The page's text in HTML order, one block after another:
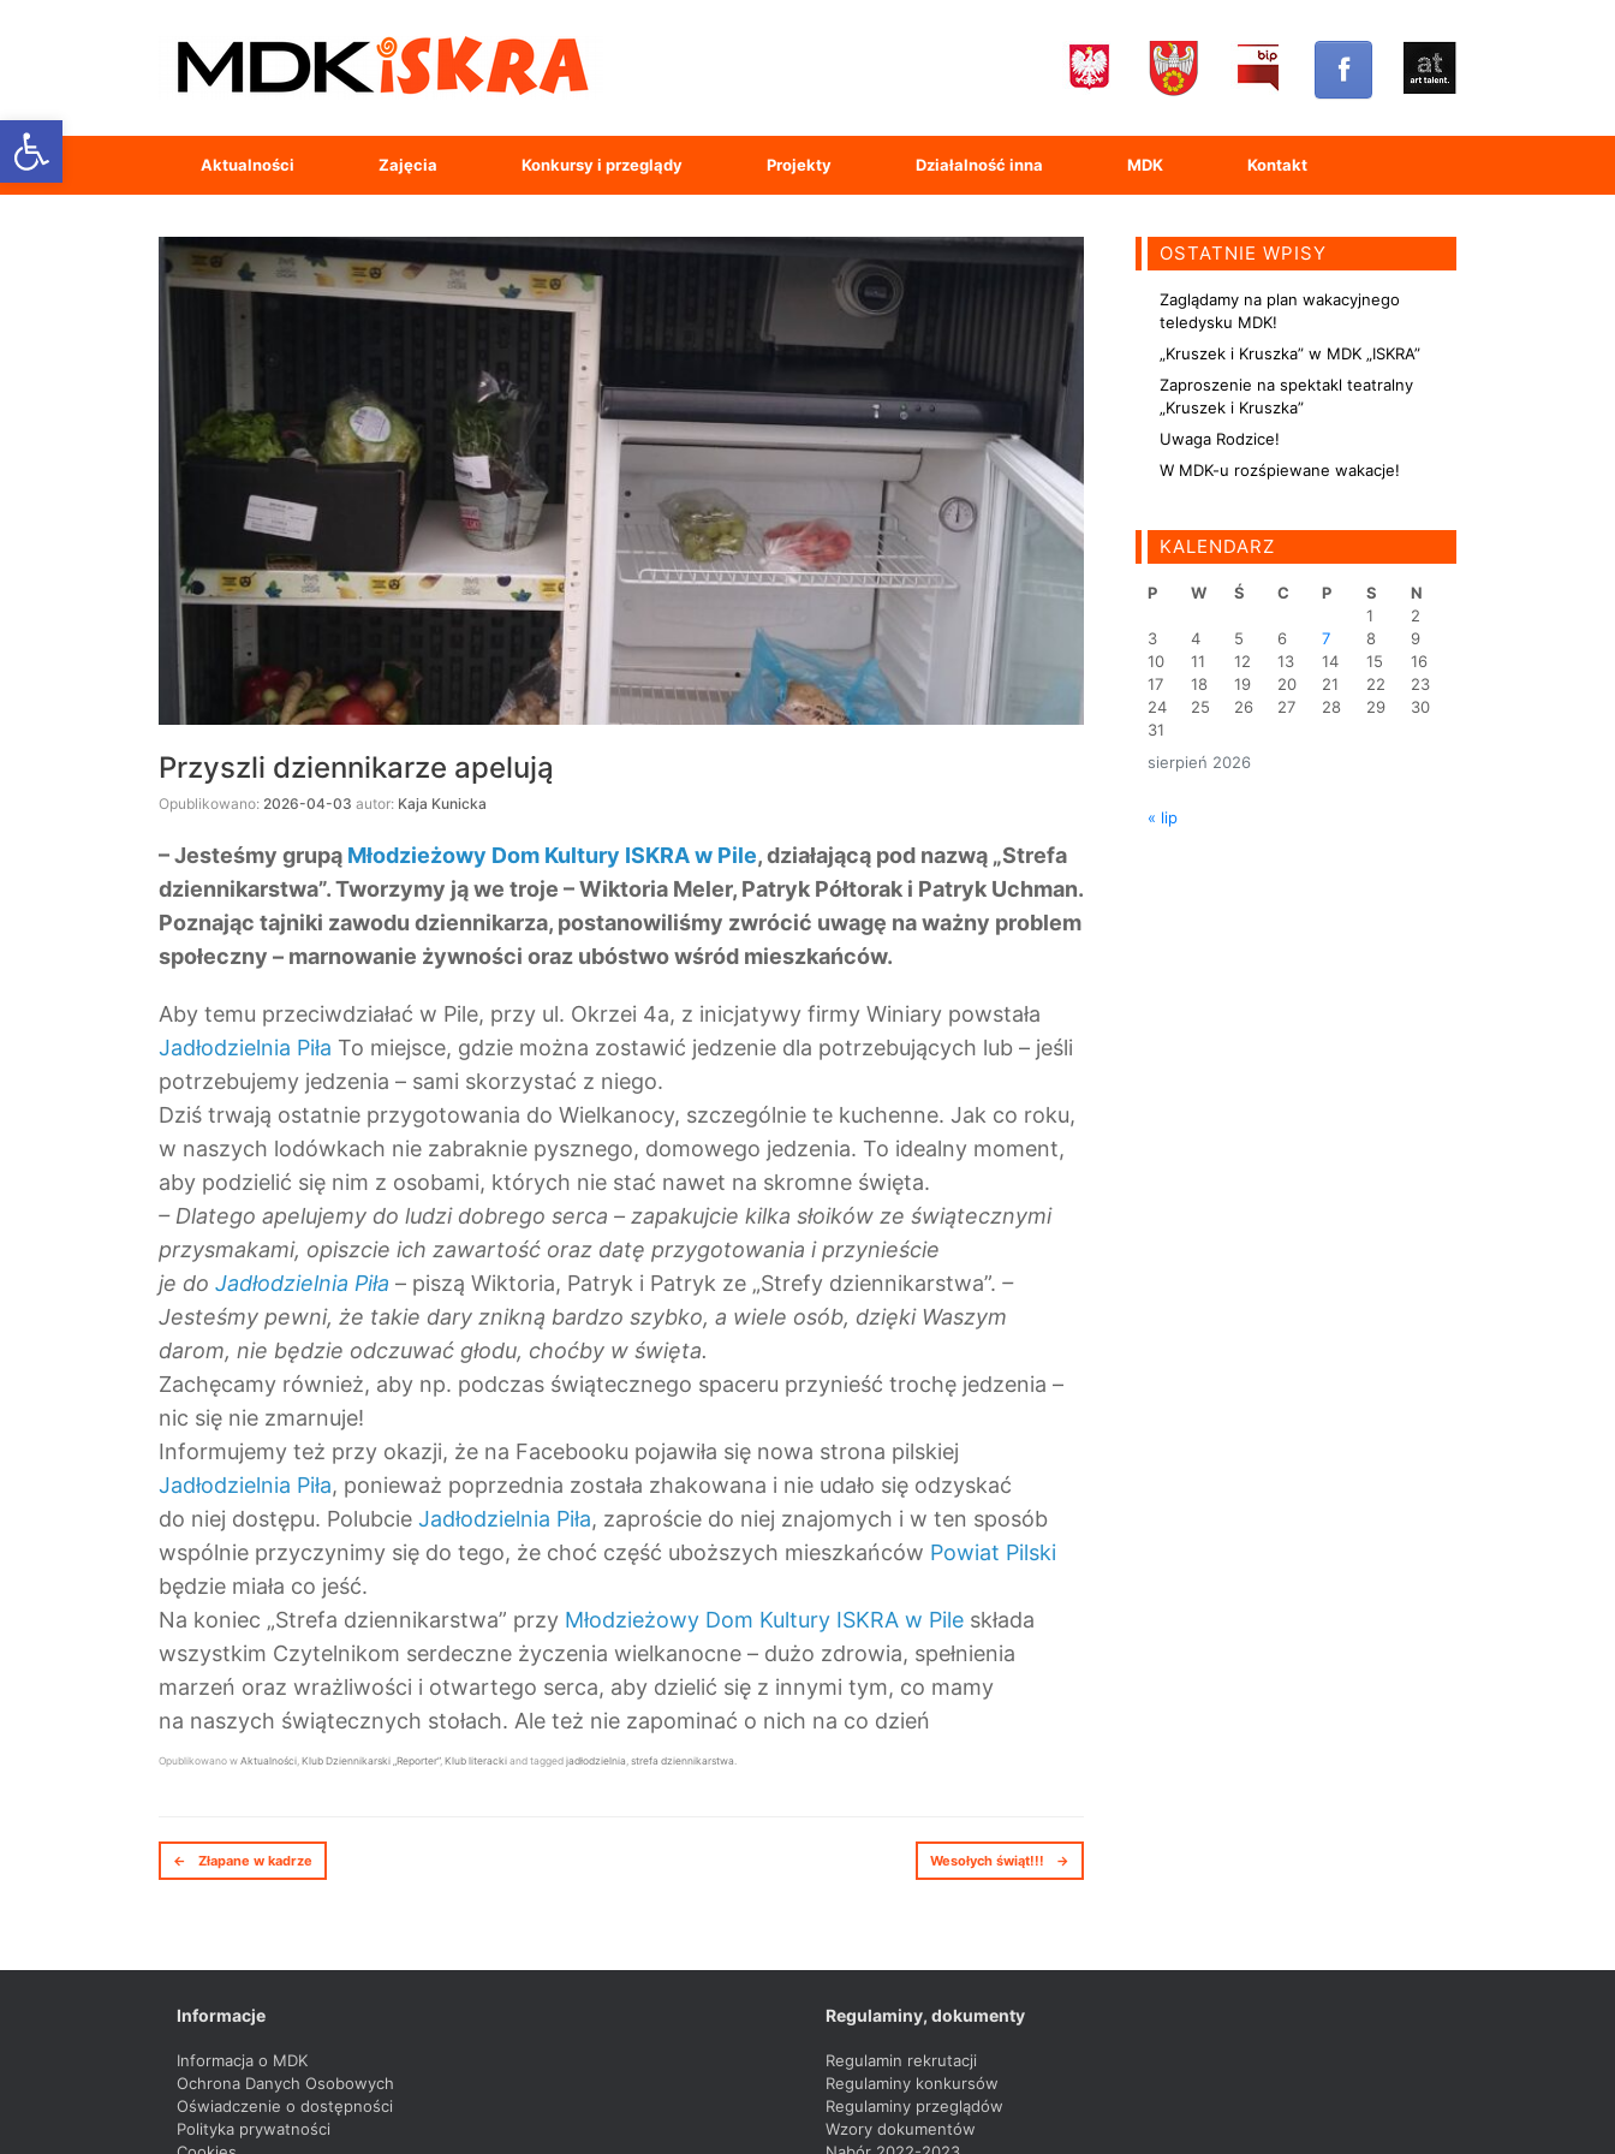
Open toolbar
Aktualności Zajęcia Konkursy i przeglądy Projekty Działalność inna MDK Kontakt
Przyszli dziennikarze apelują
Opublikowano: 2026-04-03 autor: Kaja Kunicka
– Jesteśmy grupą Młodzieżowy Dom Kultury ISKRA w Pile, działającą pod nazwą „Strefa
dziennikarstwa”. Tworzymy ją we troje – Wiktoria Meler, Patryk Półtorak i Patryk Uchman.
Poznając tajniki zawodu dziennikarza, postanowiliśmy zwrócić uwagę na ważny problem
społeczny – marnowanie żywności oraz ubóstwo wśród mieszkańców.
Aby temu przeciwdziałać w Pile, przy ul. Okrzei 4a, z inicjatywy firmy Winiary powstała
Jadłodzielnia Piła To miejsce, gdzie można zostawić jedzenie dla potrzebujących lub – jeśli
potrzebujemy jedzenia – sami skorzystać z niego.
Dziś trwają ostatnie przygotowania do Wielkanocy, szczególnie te kuchenne. Jak co roku,
w naszych lodówkach nie zabraknie pysznego, domowego jedzenia. To idealny moment,
aby podzielić się nim z osobami, których nie stać nawet na skromne święta.
– Dlatego apelujemy do ludzi dobrego serca – zapakujcie kilka słoików ze świątecznymi
przysmakami, opiszcie ich zawartość oraz datę przygotowania i przynieście
je do Jadłodzielnia Piła – piszą Wiktoria, Patryk i Patryk ze „Strefy dziennikarstwa”. –
Jesteśmy pewni, że takie dary znikną bardzo szybko, a wiele osób, dzięki Waszym
darom, nie będzie odczuwać głodu, choćby w święta.
Zachęcamy również, aby np. podczas świątecznego spaceru przynieść trochę jedzenia –
nic się nie zmarnuje!
Informujemy też przy okazji, że na Facebooku pojawiła się nowa strona pilskiej
Jadłodzielnia Piła, ponieważ poprzednia została zhakowana i nie udało się odzyskać
do niej dostępu. Polubcie Jadłodzielnia Piła, zaproście do niej znajomych i w ten sposób
wspólnie przyczynimy się do tego, że choć część uboższych mieszkańców Powiat Pilski
będzie miała co jeść.
Na koniec „Strefa dziennikarstwa” przy Młodzieżowy Dom Kultury ISKRA w Pile składa
wszystkim Czytelnikom serdeczne życzenia wielkanocne – dużo zdrowia, spełnienia
marzeń oraz wrażliwości i otwartego serca, aby dzielić się z innymi tym, co mamy
na naszych świątecznych stołach. Ale też nie zapominać o nich na co dzień
Opublikowano w Aktualności Klub Dziennikarski „Reporter”, Klub literacki and tagged jadłodzielnia strefa dziennikarstwa
Nawigacja postów
← Złapane w kadrze Wesołych świąt!!! →
OSTATNIE WPISY
Zaglądamy na plan wakacyjnego
teledysku MDK!
„Kruszek i Kruszka” w MDK „ISKRA”
Zaproszenie na spektakl teatralny
„Kruszek i Kruszka”
Uwaga Rodzice!
W MDK-u rozśpiewane wakacje!
KALENDARZ
sierpień 2026
P W Ś C P S
N
1
2
3
4 5 6 7 8
9
10
11 12 13 14 15
16
17
18 19 20 21 22
23
24
25 26 27 28 29
30
31
« lip
Informacje
Informacja o MDK
Ochrona Danych Osobowych
Oświadczenie o dostępności
Polityka prywatności
Regulaminy, dokumenty
Regulamin rekrutacji
Regulaminy konkursów
Regulaminy przeglądów
Wzory dokumentów